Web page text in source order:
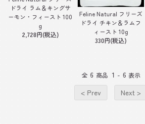
ドライ ラム＆キングサ
ーモン・フィースト 100
g
2,728円(税込)
Feline Natural フリーズ
ドライ チキン＆ラムフ
ィースト 10g
330円(税込)
全 6 商品 1 - 6 表示
< Prev Next >